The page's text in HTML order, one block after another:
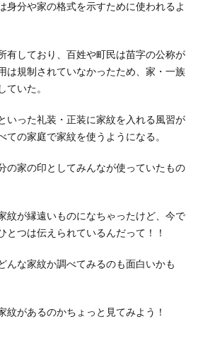
身分や家の格式を示すために使われるよ
有しており、百姓や町民は苗字の公称が
は規制されていなかったため、家・一族
いた。
いった礼装・正装に家紋を入れる風習が
の家庭で家紋を使うようになる。
の家の印としてみんなが使っていたもの
紋が縁遠いものになちゃったけど、今で
とつは伝えられているんだって！！
んな家紋か調べてみるのも面白いかも
紋があるのかちょっと見てみよう！